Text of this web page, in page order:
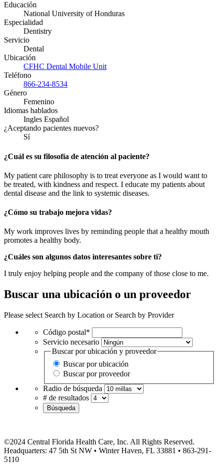
Educación
National University of Honduras
Especialidad
Dentistry
Servicio
Dental
Ubicación
CFHC Dental Mobile Unit
Teléfono
866-234-8534
Género
Femenino
Idiomas hablados
Ingles Español
¿Aceptando pacientes nuevos?
Sí
¿Cuál es su filosofía de atención al paciente?
My patient care philosophy is to treat everyone as I would want to
be treated, with kindness and respect. I educate my patients about
dental disease and the link to systemic diseases.
¿Cómo su trabajo mejora vidas?
My work improves lives by reminding people that a healthy mouth
promotes a healthy body.
¿Cuáles son algunos datos interesantes sobre ti?
I truly enjoy helping people and the company of those close to me.
Buscar una ubicación o un proveedor
Please select Search by Location or Search by Provider
Código postal*
Servicio necesario
Buscar por ubicación y proveedor
Buscar por ubicación
Buscar por proveedor
Radio de búsqueda
# de resultados
Búsqueda
©2024 Central Florida Health Care, Inc. All Rights Reserved.
Headquarters: 47 5th St NW • Winter Haven, FL 33881 • 863-291-
5110